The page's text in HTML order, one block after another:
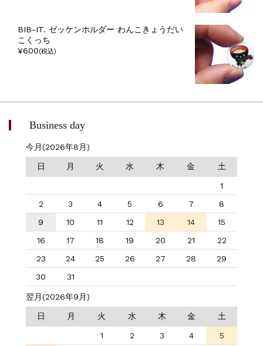
BIB-IT. ゼッケンホルダー わんこきょうだい
こくっち
¥600(税込)
Business day
今月(2026年8月)
日 月 火 水 木 金 土
1
2
3 4 5 6 7
8
9
10 11 12 13 14
15
16
17 18 19 20 21
22
23
24 25 26 27 28
29
30
31
翌月(2026年9月)
日 月 火 水 木 金 土
1 2 3 4 5